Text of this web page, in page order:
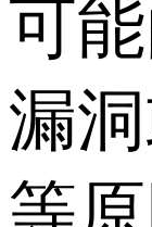
可
漏